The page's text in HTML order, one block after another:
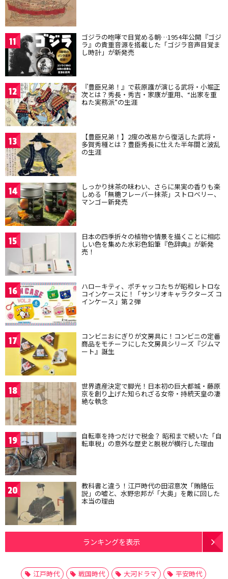
11 ゴジラの咆哮で目覚める朝…1954年公開『ゴジ
ラ』の貴重音源を搭載した「ゴジラ音声目覚ま
し時計」が新発売
12 『豊臣兄弟！』で萩原護が演じる武将・小堀正
次とは？秀長・秀吉・家康が重用、“出家を重
ねた実務派”の生涯
13 【豊臣兄弟！】2度の改易から復活した武将・
多賀秀種とは？豊臣秀長に仕えた半年間と波乱
の生涯
14 しっかり抹茶の味わい、さらに果実の香りも楽
しめる「無糖フレーバー抹茶」ストロベリー、
マンゴー新発売
15 日本の四季折々の植物や情景を描くことに相応
しい色を集めた水彩色鉛筆『色辞典』が新発
売！
16 ハローキティ、ポチャッコたちが昭和レトロな
コインケースに！「サンリオキャラクターズ コ
インケース」第２弾
17 コンビニおにぎりが文房具に！コンビニの定番
商品をモチーフにした文房具シリーズ『ジムマ
ート』誕生
18 世界遺産決定で脚光！日本初の巨大都城・藤原
京を創り上げた知られざる女帝・持統天皇の凄
絶な執念
19 自転車を持つだけで税金？ 昭和まで続いた「自
転車税」の意外な歴史と脱税が横行した理由
20 教科書と違う！江戸時代の田沼意次「賄賂伝
説」の嘘と、水野忠邦が「大奥」を敵に回した
本当の理由
ランキングを表示
江戸時代 戦国時代 大河ドラマ
平安時代